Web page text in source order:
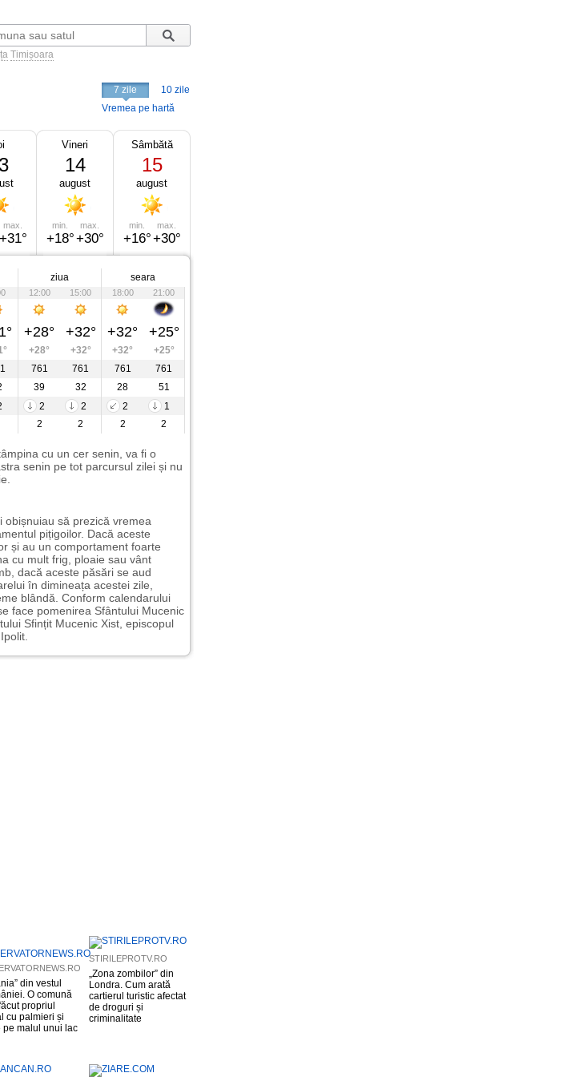
Timișoara
7 zile
10 zile
Vremea pe hartă
max.
+31°
Vineri
14
august
min.
+18°
max.
+30°
Sâmbătă
15
august
min.
+16°
max.
+30°
ziua seara
12:00 15:00 18:00 21:00
+28° +32° +32° +25°
+28° +32° +32°
+25°
761 761 761
761
39 32 28
51
2 2 2
1
2 2 2 2
cu un cer senin, va fi o
senin pe tot parcursul zilei și nu
obișnuiau să prezică vremea
pițigoilor. Dacă aceste
și au un comportament foarte
cu mult frig, ploaie sau vânt
dacă aceste păsări se aud
în dimineața acestei zile,
blândă. Conform calendarului
face pomenirea Sfântului Mucenic
Sfințit Mucenic Xist, episcopul
din vestul
O comună
propriul
cu palmieri și
pe malul unui lac
STIRILEPROTV.RO
„Zona zombilor” din
Londra. Cum arată
cartierul turistic afectat
de droguri și
criminalitate